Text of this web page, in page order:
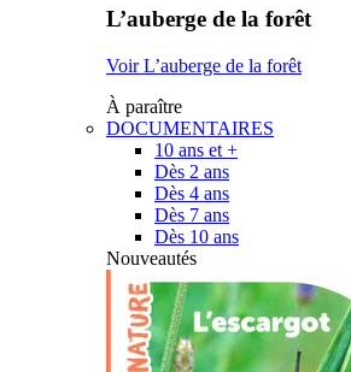
L’auberge de la forêt
Voir L’auberge de la forêt
À paraître
DOCUMENTAIRES
10 ans et +
Dès 2 ans
Dès 4 ans
Dès 7 ans
Dès 10 ans
Nouveautés